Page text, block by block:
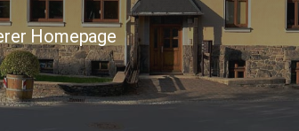
Homepage